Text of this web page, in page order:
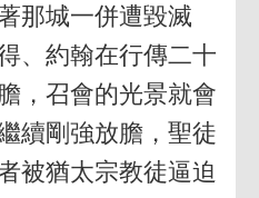
那城一併遭毀滅
、約翰在行傳二十
，召會的光景就會
續剛強放膽，聖徒
被猶太宗教徒逼迫